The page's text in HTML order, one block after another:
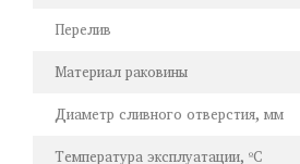
Перелив
Материал раковины
Диаметр сливного отверстия, мм
Температура эксплуатации, ºC